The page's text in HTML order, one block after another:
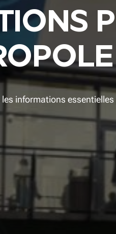
les informations